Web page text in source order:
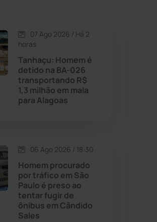
(1504)
(157)
Sales
Diamantina
07 Ago 2026 / Há 2
horas
Tanhaçu: Homem é
detido na BA-026
transportando R$
1,3 milhão em mala
para Alagoas
06 Ago 2026 / 18:30
Homem procurado
por tráfico em São
Paulo é preso ao
tentar fugir de
ônibus em Cândido
Sales